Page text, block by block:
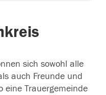
sich sowohl alle
auch Freunde und
eine Trauergemeinde